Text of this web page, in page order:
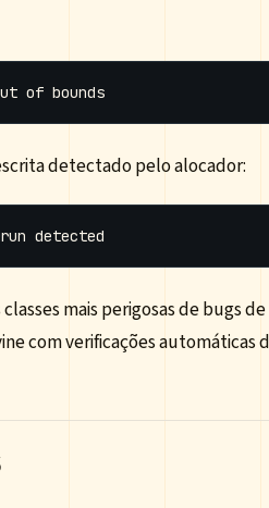
detectado pelo alocador:
mais perigosas de bugs
com verificações automáticas